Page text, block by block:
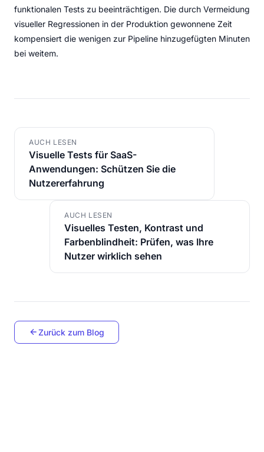
funktionalen Tests zu beeinträchtigen. Die durch Vermeidung
visueller Regressionen in der Produktion gewonnene Zeit
kompensiert die wenigen zur Pipeline hinzugefügten Minuten
bei weitem.
AUCH LESEN
Visuelle Tests für SaaS-
Anwendungen: Schützen Sie die
Nutzererfahrung
AUCH LESEN
Visuelles Testen, Kontrast und
Farbenblindheit: Prüfen, was Ihre
Nutzer wirklich sehen
Zurück zum Blog